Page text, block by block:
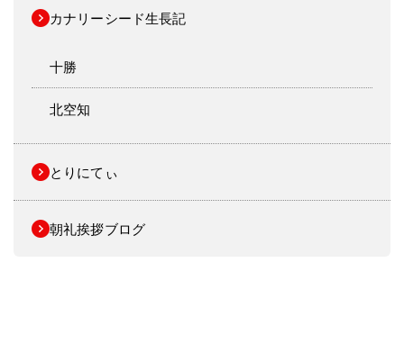
カナリーシード生長記
十勝
北空知
とりにてぃ
朝礼挨拶ブログ